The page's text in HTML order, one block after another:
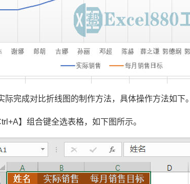
完成对比折线图的制作方法，具体操作方法如下。
】组合键全选表格，如下图所示。